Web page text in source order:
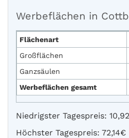
Werbeflächen in
Flächenart
Großflächen
Ganzsäulen
Werbeflächen gesamt
Niedrigster Tagespreis:
Höchster Tagespreis: 72,14€